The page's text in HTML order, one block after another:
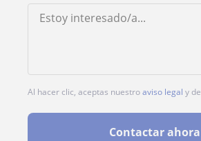
Al hacer clic, aceptas nuestroaviso legal y de
Contactar ahora